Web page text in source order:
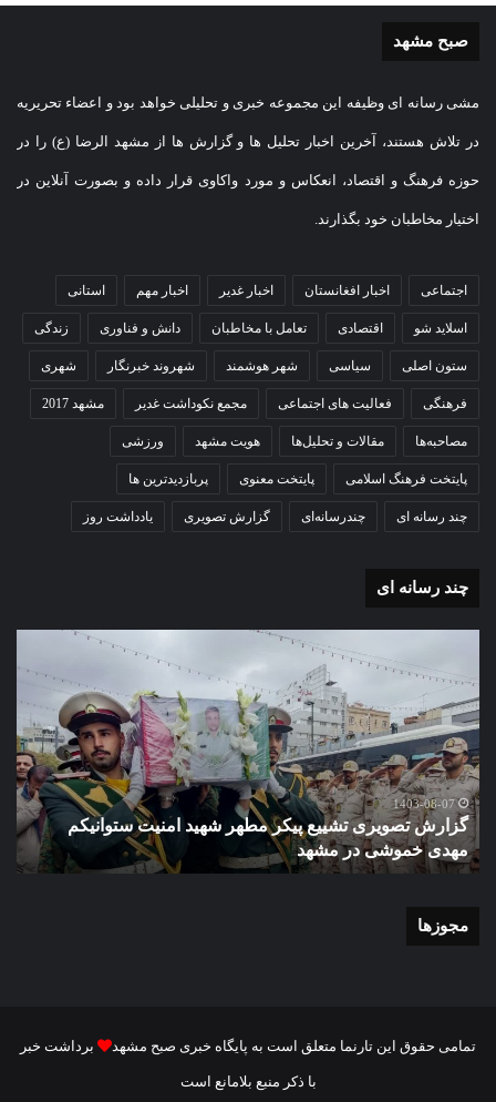
صبح مشهد
مشی رسانه ای وظیفه این مجموعه خبری و تحلیلی خواهد بود و اعضاء تحریریه
در تلاش هستند، آخرین اخبار تحلیل ها و گزارش ها از مشهد الرضا (ع) را در
حوزه فرهنگ و اقتصاد، انعکاس و مورد واکاوی قرار داده و بصورت آنلاین در
اختیار مخاطبان خود بگذارند.
اجتماعی اخبار افغانستان اخبار غدیر اخبار مهم استانی
اسلاید شو اقتصادی تعامل با مخاطبان دانش و فناوری زندگی
ستون اصلی سیاسی شهر هوشمند شهروند خبرنگار شهری
فرهنگی فعالیت های اجتماعی مجمع نکوداشت غدیر مشهد 2017
مصاحبه‌ها مقالات و تحلیل‌ها هویت مشهد ورزشی
پایتخت فرهنگ اسلامی پایتخت معنوی پربازدیدترین ها
چند رسانه ای چندرسانه‌ای گزارش تصویری یادداشت روز
چند رسانه ای
تشییع
پیکر
مطهر
شهید
امنیت
ستوانیکم
مهدی
خموشی
در
1403-08-07
گزارش تصویری تشییع پیکر مطهر شهید امنیت ستوانیکم
مهدی خموشی در مشهد
با
مجوزها
تمامی حقوق این تارنما متعلق است به پایگاه خبری صبح مشهد برداشت خبر
با ذکر منبع بلامانع است